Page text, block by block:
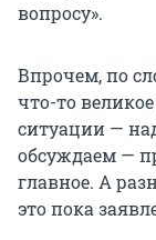
вопросу».
Впрочем, по
что-то
ситуации —
обсуждаем —
главное. А
это пока